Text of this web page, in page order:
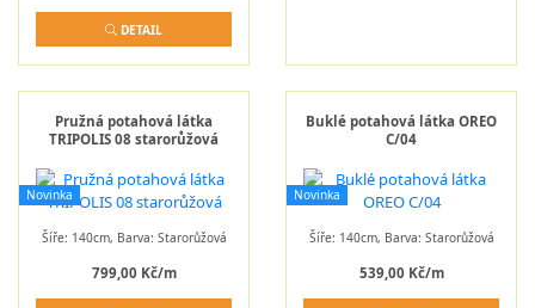
DETAIL
Pružná potahová látka
TRIPOLIS 08 starorůžová
Novinka
Šíře: 140cm, Barva: Starorůžová
799,00 Kč/m
Buklé potahová látka OREO
C/04
Novinka
Šíře: 140cm, Barva: Starorůžová
539,00 Kč/m